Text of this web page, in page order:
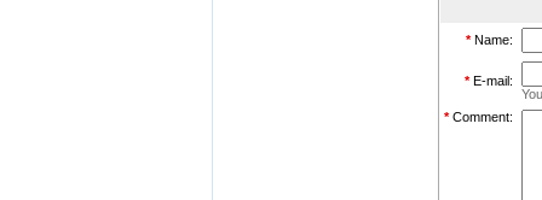
*Name:
*E-mail:
*Comment: